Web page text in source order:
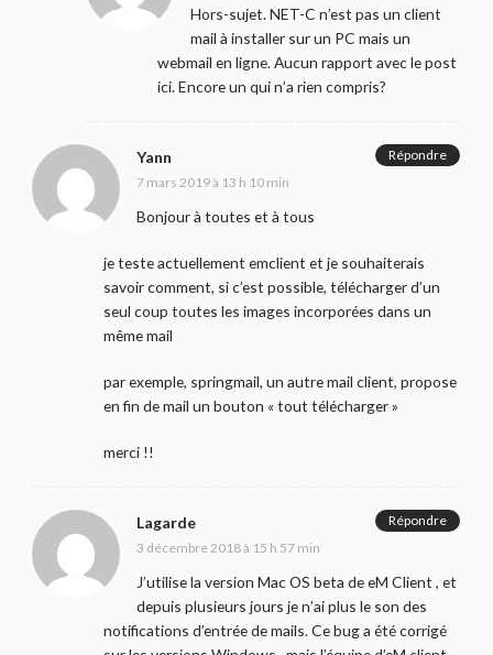
Hors-sujet. NET-C n’est pas un client
mail à installer sur un PC mais un
webmail en ligne. Aucun rapport avec le post
ici. Encore un qui n’a rien compris?
Yann
7 mars 2019 à 13 h 10 min
Bonjour à toutes et à tous
je teste actuellement emclient et je souhaiterais
savoir comment, si c’est possible, télécharger d’un
seul coup toutes les images incorporées dans un
même mail
par exemple, springmail, un autre mail client, propose
en fin de mail un bouton « tout télécharger »
merci !!
Répondre
Lagarde
3 décembre 2018 à 15 h 57 min
J’utilise la version Mac OS beta de eM Client , et
depuis plusieurs jours je n’ai plus le son des
notifications d’entrée de mails. Ce bug a été corrigé
Répondre